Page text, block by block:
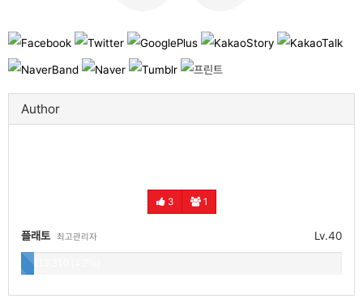
Author
3 1
Lv.40
플래토 최고관리자
113,310 (4.2%)